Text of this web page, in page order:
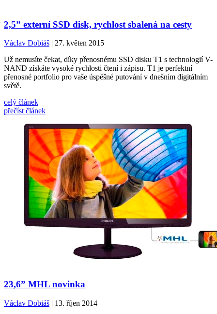
2,5” externí SSD disk, rychlost sbalená na cesty
Václav Dobiáš | 27. květen 2015
Už nemusíte čekat, díky přenosnému SSD disku T1 s technologií V-
NAND získáte vysoké rychlosti čtení i zápisu. T1 je perfektní
přenosné portfolio pro vaše úspěšné putování v dnešním digitálním
světě.
celý článek
přečíst článek
23,6” MHL novinka
Václav Dobiáš | 13. říjen 2014